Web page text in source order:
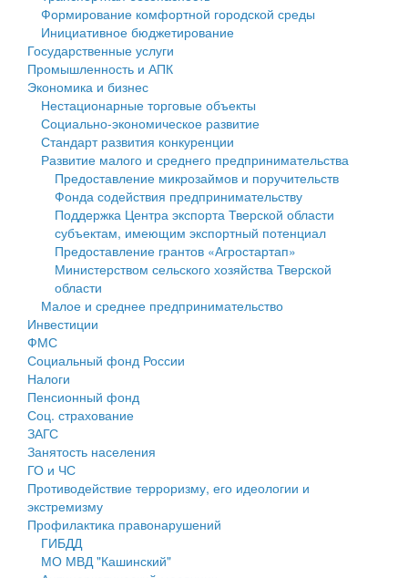
Государственные услуги
Промышленность и АПК
Экономика и бизнес
Символика
Устав
Гостям округа
Туризм
Культура
Образование
Здравоохранение
Социальная защита
Фотоальбом
муниципального округа Тверской области
Администрация Кашинского муниципального округа
Тверской области
Управление сельскими территориями
Открытые данные
Работа с обращениями граждан
Муниципальный контроль
Муниципальные услуги
Проекты административных регламентов
Антимонопольный комплаенс
Противодействие коррупции
Финансовое управление
Бюджет для граждан
Имущество
Выявление правообладателей ранее учтенных
объектов недвижимости
Имущественная поддержка субъектов малого и
среднего предпринимательства
Информационная поддержка субъектов малого и
среднего предпринимательства
Муниципальные программы
Контрольно-счетная палата
Персональные данные
Оценка регулирующего воздействия
Деятельность МУ
Нормативы градостроительного проектирования
Правила землепользования и застройки
Формирование комфортной городской среды
Инициативное бюджетирование
Государственные услуги
Промышленность и АПК
Экономика и бизнес
Нестационарные торговые объекты
Социально-экономическое развитие
Стандарт развития конкуренции
Развитие малого и среднего предпринимательства
Предоставление микрозаймов и поручительств
Фонда содействия предпринимательству
Поддержка Центра экспорта Тверской области
субъектам, имеющим экспортный потенциал
Предоставление грантов «Агростартап»
Министерством сельского хозяйства Тверской
области
Малое и среднее предпринимательство
Инвестиции
ФМС
Социальный фонд России
Налоги
Пенсионный фонд
Соц. страхование
ЗАГС
Занятость населения
ГО и ЧС
Противодействие терроризму, его идеологии и
экстремизму
Профилактика правонарушений
ГИБДД
МО МВД "Кашинский"